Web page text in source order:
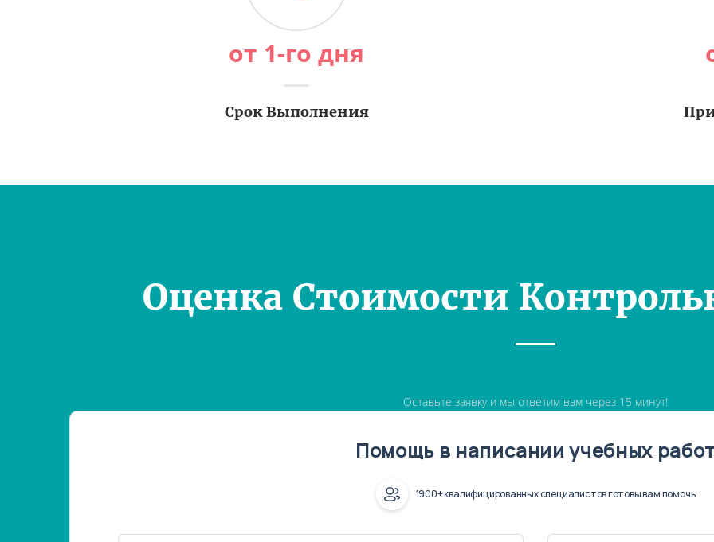
от 1-го дня
Срок Выполнения
Оценка Стоимости
Оставьте заявку и мы ответим вам через 15 минут!
Помощь в написании учебных
1900+ квалифицированных специалистов готовы вам помочь